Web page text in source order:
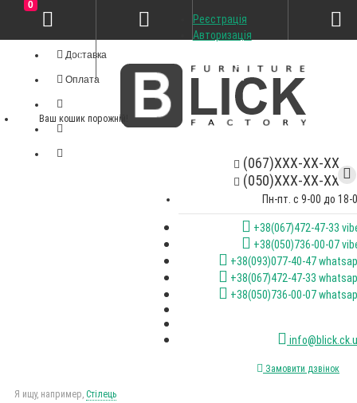
Доставка
Оплата
(067)XXX-XX-XX
(050)XXX-XX-XX
Пн-пт. с 9-00 до 18-
+38(067)472-47-33
+38(050)736-00-07
+38(093)077-40-47
+38(067)472-47-33
+38(050)736-00-07
Замовити дзвінок
Я ищу, например, Стілець
Реєстрація
Авторизація
0
Ваш кошик порожній!